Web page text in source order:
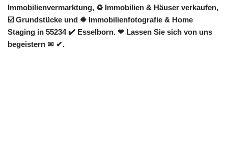
Immobilienvermarktung, ♻ Immobilien & Häuser verkaufen,
☑️ Grundstücke und ✹ Immobilienfotografie & Home
Staging in 55234 ✔️ Esselborn. ❤ Lassen Sie sich von uns
begeistern ✉ ✔.